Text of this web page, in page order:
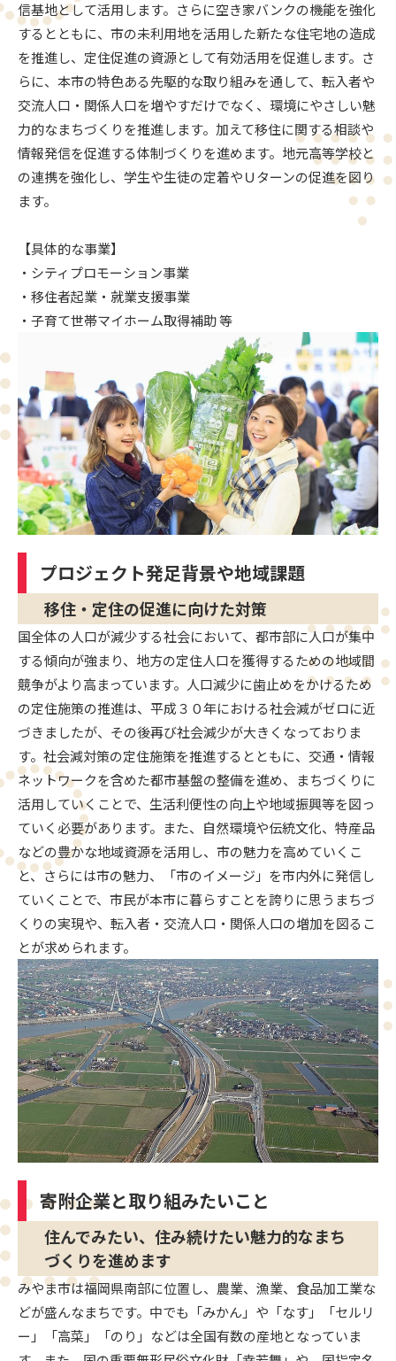
信基地として活用します。さらに空き家バンクの機能を強化
するとともに、市の未利用地を活用した新たな住宅地の造成
を推進し、定住促進の資源として有効活用を促進します。さ
らに、本市の特色ある先駆的な取り組みを通して、転入者や
交流人口・関係人口を増やすだけでなく、環境にやさしい魅
力的なまちづくりを推進します。加えて移住に関する相談や
情報発信を促進する体制づくりを進めます。地元高等学校と
の連携を強化し、学生や生徒の定着やＵターンの促進を図り
ます。
【具体的な事業】
・シティプロモーション事業
・移住者起業・就業支援事業
・子育て世帯マイホーム取得補助 等
プロジェクト発足背景や地域課題
移住・定住の促進に向けた対策
国全体の人口が減少する社会において、都市部に人口が集中
する傾向が強まり、地方の定住人口を獲得するための地域間
競争がより高まっています。人口減少に歯止めをかけるため
の定住施策の推進は、平成３０年における社会減がゼロに近
づきましたが、その後再び社会減少が大きくなっておりま
す。社会減対策の定住施策を推進するとともに、交通・情報
ネットワークを含めた都市基盤の整備を進め、まちづくりに
活用していくことで、生活利便性の向上や地域振興等を図っ
ていく必要があります。また、自然環境や伝統文化、特産品
などの豊かな地域資源を活用し、市の魅力を高めていくこ
と、さらには市の魅力、「市のイメージ」を市内外に発信し
ていくことで、市民が本市に暮らすことを誇りに思うまちづ
くりの実現や、転入者・交流人口・関係人口の増加を図るこ
とが求められます。
寄附企業と取り組みたいこと
住んでみたい、住み続けたい魅力的なまち
づくりを進めます
みやま市は福岡県南部に位置し、農業、漁業、食品加工業な
どが盛んなまちです。中でも「みかん」や「なす」「セルリ
ー」「高菜」「のり」などは全国有数の産地となっていま